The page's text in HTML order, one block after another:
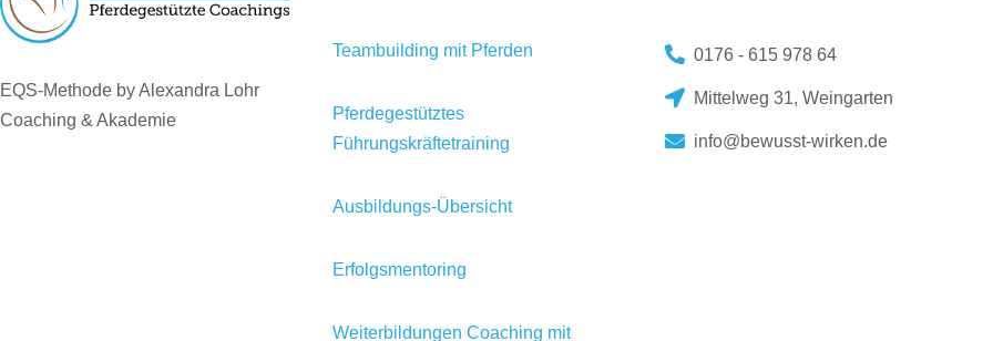
EQS-Methode by Alexandra Lohr
Coaching & Akademie
Teambuilding mit Pferden
Pferdegestütztes
Führungskräftetraining
Ausbildungs-Übersicht
Erfolgsmentoring
Weiterbildungen Coaching mit
0176 - 615 978 64
Mittelweg 31, Weingarten
info@bewusst-wirken.de